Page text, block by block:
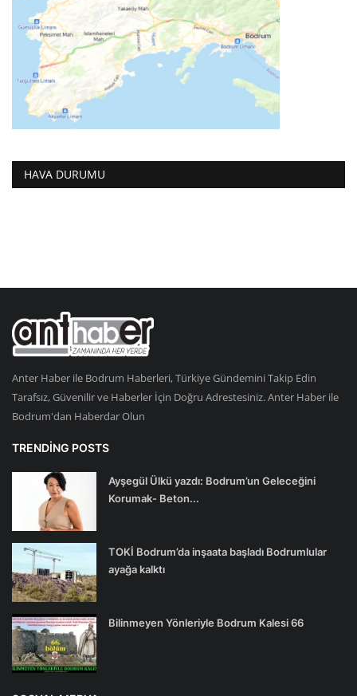
HAVA DURUMU
Anter Haber ile Bodrum Haberleri, Türkiye Gündemini Takip Edin
Tarafsız, Güvenilir ve Haberler İçin Doğru Adrestesiniz. Anter Haber ile
Bodrum'dan Haberdar Olun
TRENDING POSTS
Ayşegül Ülkü yazdı: Bodrum’un Geleceğini
Korumak- Beton...
TOKİ Bodrum’da inşaata başladı Bodrumlular
ayağa kalktı
Bilinmeyen Yönleriyle Bodrum Kalesi 66